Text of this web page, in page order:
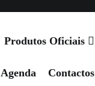
Produtos Oficiais
Agenda Contactos